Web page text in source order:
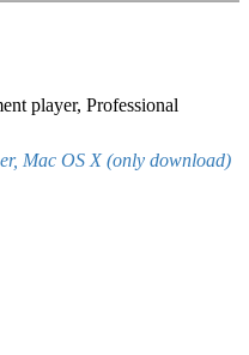
player, Professional
Mac OS X (only download)